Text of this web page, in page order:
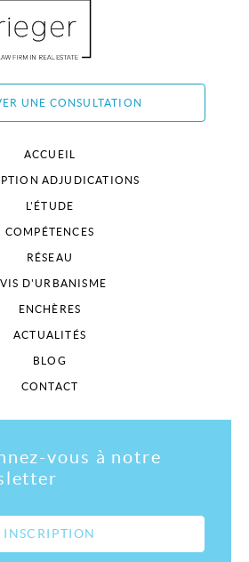
UNE CONSULTATION
ACCUEIL
ADJUDICATIONS
L'ÉTUDE
COMPÉTENCES
RÉSEAU
D'URBANISME
ENCHÈRES
ACTUALITÉS
BLOG
CONTACT
vous à notre
INSCRIPTION